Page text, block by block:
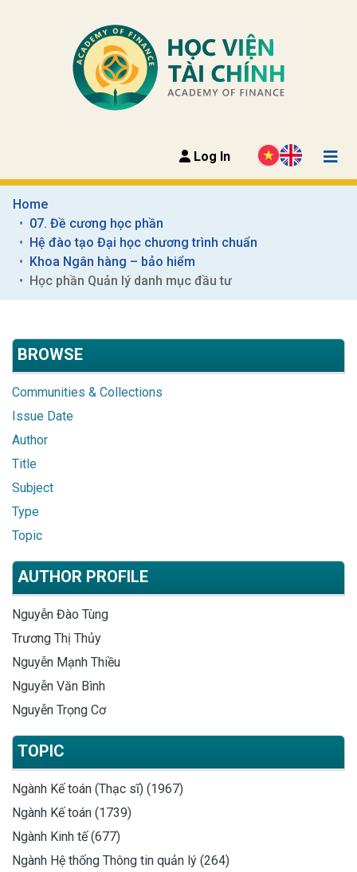
Log In
Home
07. Đề cương học phần
Hệ đào tạo Đại học chương trình chuẩn
Khoa Ngân hàng – bảo hiểm
Học phần Quản lý danh mục đầu tư
BROWSE
Communities & Collections
Issue Date
Author
Title
Subject
Type
Topic
AUTHOR PROFILE
Nguyễn Đào Tùng
Trương Thị Thủy
Nguyễn Mạnh Thiều
Nguyễn Văn Bình
Nguyễn Trọng Cơ
TOPIC
Ngành Kế toán (Thạc sĩ) (1967)
Ngành Kế toán (1739)
Ngành Kinh tế (677)
Ngành Hệ thống Thông tin quản lý (264)